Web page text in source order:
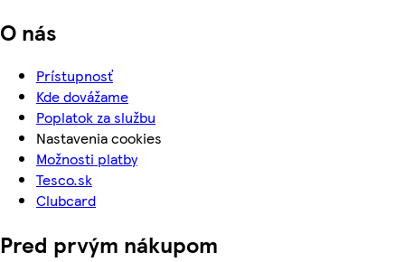
O nás
Prístupnosť
Kde dovážame
Poplatok za službu
Nastavenia cookies
Možnosti platby
Tesco.sk
Clubcard
Pred prvým nákupom